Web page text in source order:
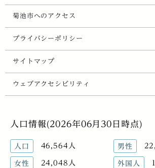
菊池市へのアクセス
プライバシーポリシー
サイトマップ
ウェブアクセシビリティ
人口情報(2026年06月30日時点)
人口 46,564人 男性
女性 24,048人 外国人